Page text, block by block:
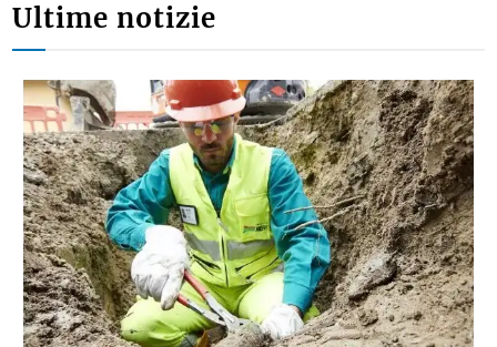
Ultime notizie